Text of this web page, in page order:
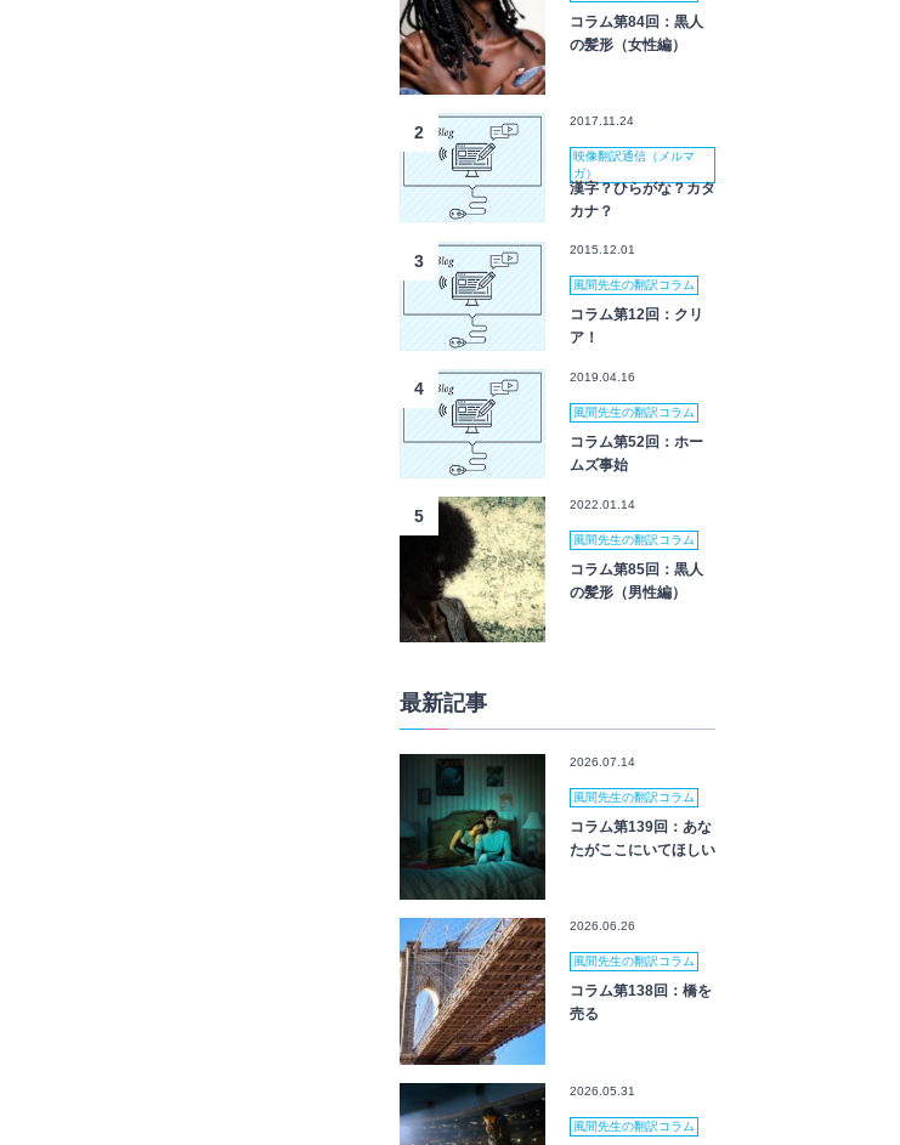
コラム第84回：黒人
の髪形（女性編）
2
2017.11.24
映像翻訳通信（メルマ
ガ）
漢字？ひらがな？カタ
カナ？
3
2015.12.01
風間先生の翻訳コラム
コラム第12回：クリ
ア！
4
2019.04.16
風間先生の翻訳コラム
コラム第52回：ホー
ムズ事始
5
2022.01.14
風間先生の翻訳コラム
コラム第85回：黒人
の髪形（男性編）
最新記事
2026.07.14
風間先生の翻訳コラム
コラム第139回：あな
たがここにいてほしい
2026.06.26
風間先生の翻訳コラム
コラム第138回：橋を
売る
2026.05.31
風間先生の翻訳コラム